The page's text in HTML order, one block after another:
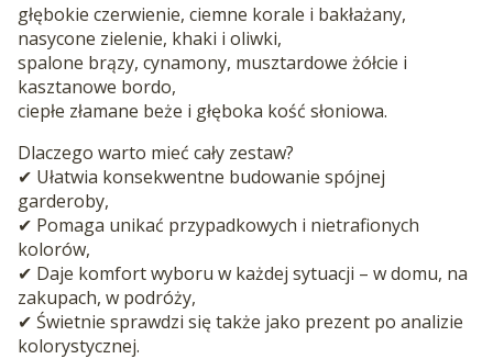
głębokie czerwienie, ciemne korale i bakłażany,
nasycone zielenie, khaki i oliwki,
spalone brązy, cynamony, musztardowe żółcie i
kasztanowe bordo,
ciepłe złamane beże i głęboka kość słoniowa.
Dlaczego warto mieć cały zestaw?
✔ Ułatwia konsekwentne budowanie spójnej
garderoby,
✔ Pomaga unikać przypadkowych i nietrafionych
kolorów,
✔ Daje komfort wyboru w każdej sytuacji – w domu, na
zakupach, w podróży,
✔ Świetnie sprawdzi się także jako prezent po analizie
kolorystycznej.